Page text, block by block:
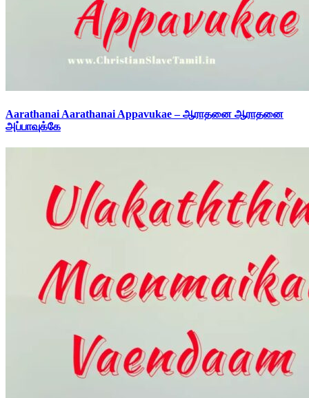
Aarathanai Aarathanai Appavukae – ஆராதனை ஆராதனை
அப்பாவுக்கே